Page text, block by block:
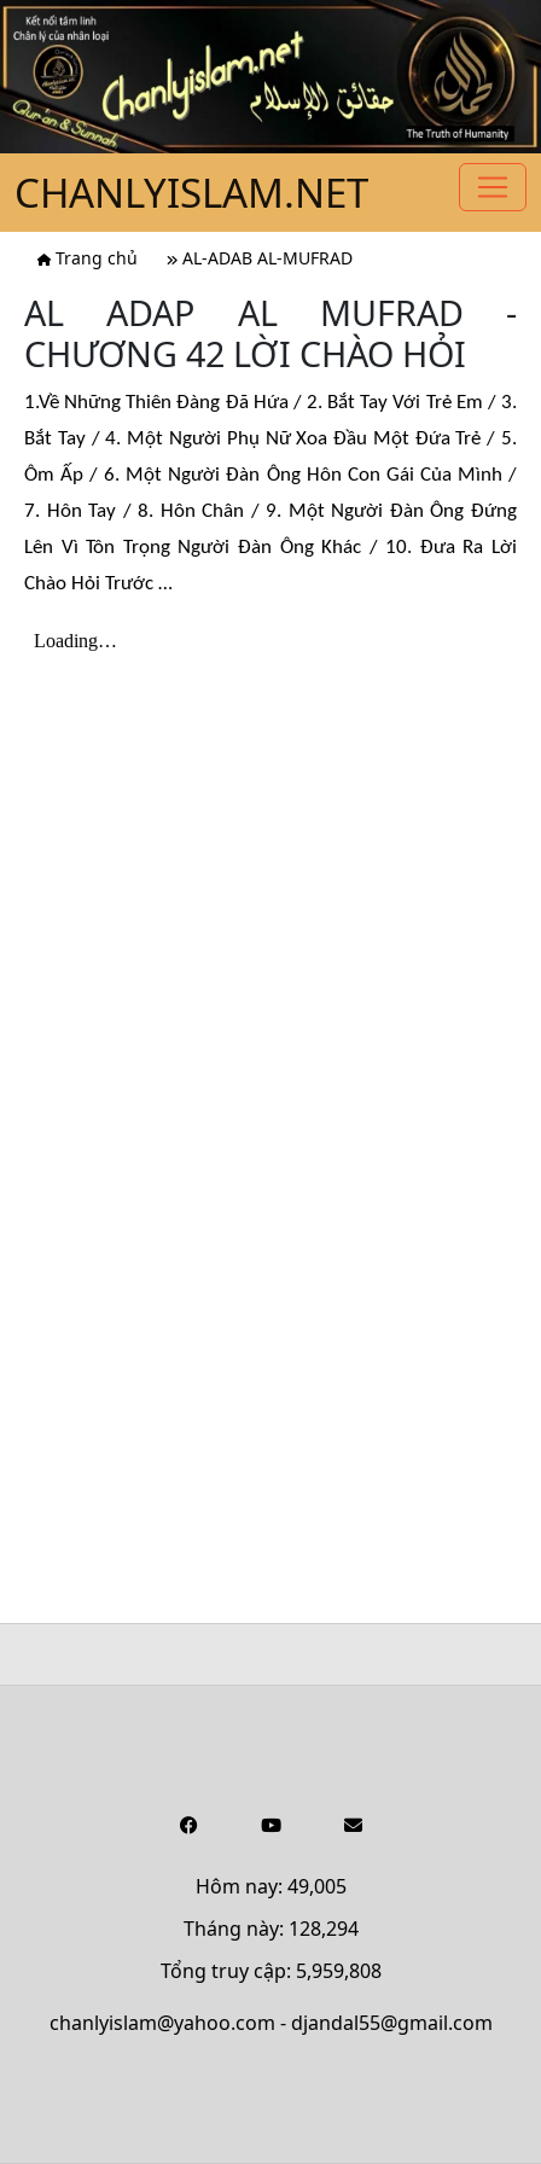
CHANLYISLAM.NET
Trang chủ AL-ADAB AL-MUFRAD
AL ADAP AL MUFRAD -
CHƯƠNG 42 LỜI CHÀO HỎI
1.Về Những Thiên Đàng Đã Hứa / 2. Bắt Tay Với Trẻ Em / 3.
Bắt Tay / 4. Một Người Phụ Nữ Xoa Đầu Một Đứa Trẻ / 5.
Ôm Ấp / 6. Một Người Đàn Ông Hôn Con Gái Của Mình /
7. Hôn Tay / 8. Hôn Chân / 9. Một Người Đàn Ông Đứng
Lên Vì Tôn Trọng Người Đàn Ông Khác / 10. Đưa Ra Lời
Chào Hỏi Trước …
Hôm nay: 49,005
Tháng này: 128,294
Tổng truy cập: 5,959,808
chanlyislam@yahoo.com - djandal55@gmail.com